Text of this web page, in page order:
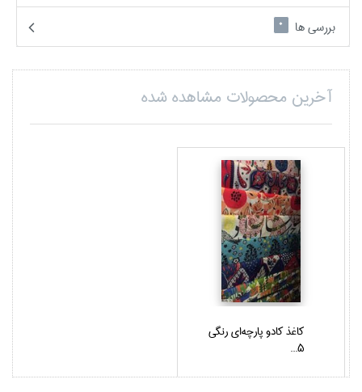
بررسی ها
0
آخرین محصولات مشاهده شده
كاغذ كادو پارچه‌اي رنگي
5...